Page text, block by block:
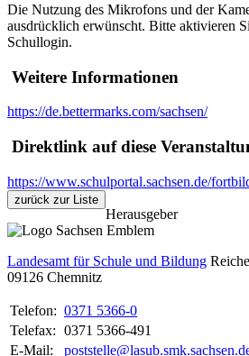
Die Nutzung des Mikrofons und der
ausdrücklich erwünscht. Bitte aktivieren
Schullogin.
Weitere Informationen
https://de.bettermarks.com/sachsen/
Direktlink auf diese
https://www.schulportal.sachsen.de/
zurück zur Liste
Herausgeber
Landesamt für Schule und Bildung
09126 Chemnitz
Telefon: 0371 5366-0
Telefax: 0371 5366-491
E-Mail: